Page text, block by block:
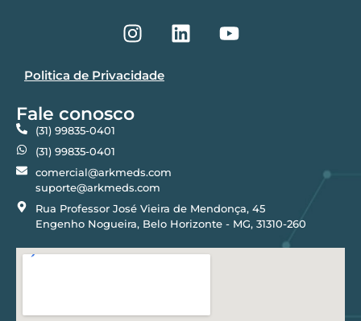
Politica de Privacidade
Fale conosco
(31) 99835-0401
(31) 99835-0401
comercial@arkmeds.com
suporte@arkmeds.com
Rua Professor José Vieira de Mendonça, 45
Engenho Nogueira, Belo Horizonte - MG, 31310-260